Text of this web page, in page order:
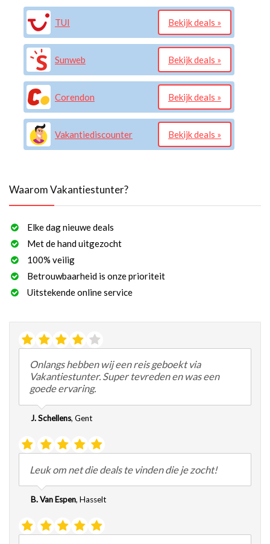
TUI Bekijk deals »
Sunweb Bekijk deals »
Corendon Bekijk deals »
Vakantiediscounter Bekijk deals »
Waarom Vakantiestunter?
Elke dag nieuwe deals
Met de hand uitgezocht
100% veilig
Betrouwbaarheid is onze prioriteit
Uitstekende online service
Onlangs hebben wij een reis geboekt via
Vakantiestunter. Super tevreden en was een
goede ervaring.
J. Schellens, Gent
Leuk om net die deals te vinden die je zocht!
B. Van Espen, Hasselt